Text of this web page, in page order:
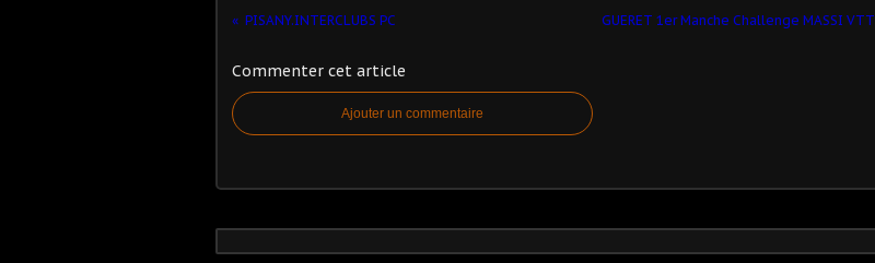
PISANY.INTERCLUBS PC GUERET 1er Manche Challenge MASSI VTT
Commenter cet article
Ajouter un commentaire